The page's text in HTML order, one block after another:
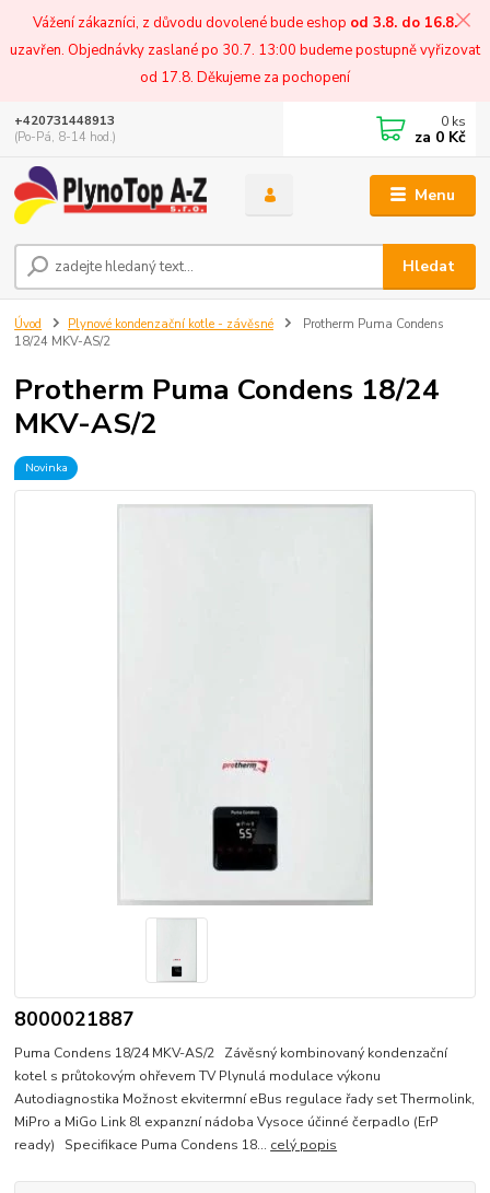
Vážení zákazníci, z důvodu dovolené bude eshop od 3.8. do 16.8.
uzavřen. Objednávky zaslané po 30.7. 13:00 budeme postupně vyřizovat
od 17.8. Děkujeme za pochopení
Menu
Hledat
+420731448913
(Po-Pá, 8-14 hod.)
0 ks
za 0 Kč
Úvod Plynové kondenzační kotle - závěsné
Protherm Puma Condens
18/24 MKV-AS/2
Protherm Puma Condens 18/24
MKV-AS/2
Novinka
8000021887
Puma Condens 18/24 MKV-AS/2 Závěsný kombinovaný kondenzační
kotel s průtokovým ohřevem TV Plynulá modulace výkonu
Autodiagnostika Možnost ekvitermní eBus regulace řady set Thermolink,
MiPro a MiGo Link 8l expanzní nádoba Vysoce účinné čerpadlo (ErP
ready) Specifikace Puma Condens 18... celý popis